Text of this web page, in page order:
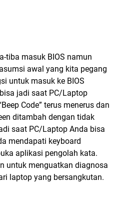
tiba masuk BIOS namun
awal yang kita pegang
untuk masuk ke BIOS
jadi saat PC/Laptop
Code” terus menerus dan
ditambah dengan tidak
saat PC/Laptop Anda bisa
mendapati keyboard
aplikasi pengolah kata.
untuk menguatkan diagnosa
laptop yang bersangkutan.